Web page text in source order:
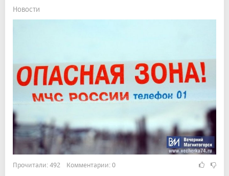
Новости
Прочитали: 492 Комментарии: 0